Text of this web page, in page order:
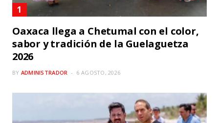
Oaxaca llega a Chetumal con el color,
sabor y tradición de la Guelaguetza
2026
BY ADMINISTRADOR 6 AGOSTO, 2026